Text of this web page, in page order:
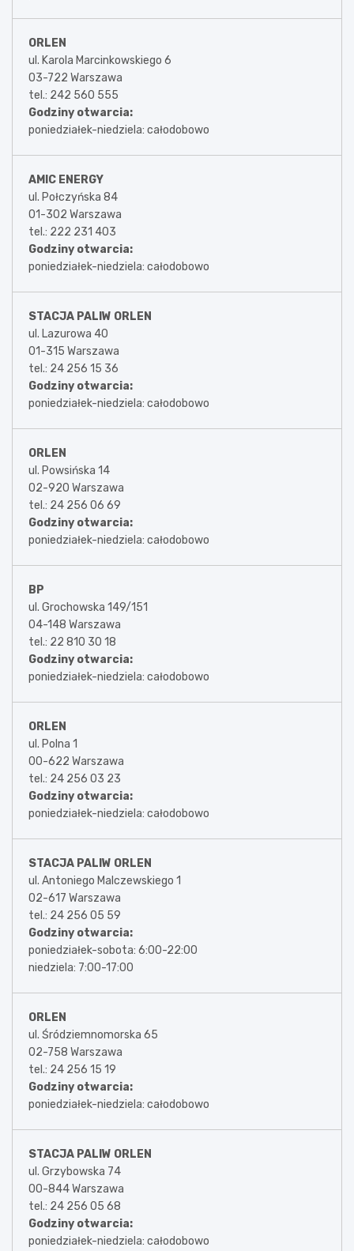
ORLEN
ul. Karola Marcinkowskiego 6
03-722 Warszawa
tel.: 242 560 555
Godziny otwarcia:
poniedziałek-niedziela: całodobowo
AMIC ENERGY
ul. Połczyńska 84
01-302 Warszawa
tel.: 222 231 403
Godziny otwarcia:
poniedziałek-niedziela: całodobowo
STACJA PALIW ORLEN
ul. Lazurowa 40
01-315 Warszawa
tel.: 24 256 15 36
Godziny otwarcia:
poniedziałek-niedziela: całodobowo
ORLEN
ul. Powsińska 14
02-920 Warszawa
tel.: 24 256 06 69
Godziny otwarcia:
poniedziałek-niedziela: całodobowo
BP
ul. Grochowska 149/151
04-148 Warszawa
tel.: 22 810 30 18
Godziny otwarcia:
poniedziałek-niedziela: całodobowo
ORLEN
ul. Polna 1
00-622 Warszawa
tel.: 24 256 03 23
Godziny otwarcia:
poniedziałek-niedziela: całodobowo
STACJA PALIW ORLEN
ul. Antoniego Malczewskiego 1
02-617 Warszawa
tel.: 24 256 05 59
Godziny otwarcia:
poniedziałek-sobota: 6:00-22:00
niedziela: 7:00-17:00
ORLEN
ul. Śródziemnomorska 65
02-758 Warszawa
tel.: 24 256 15 19
Godziny otwarcia:
poniedziałek-niedziela: całodobowo
STACJA PALIW ORLEN
ul. Grzybowska 74
00-844 Warszawa
tel.: 24 256 05 68
Godziny otwarcia:
poniedziałek-niedziela: całodobowo